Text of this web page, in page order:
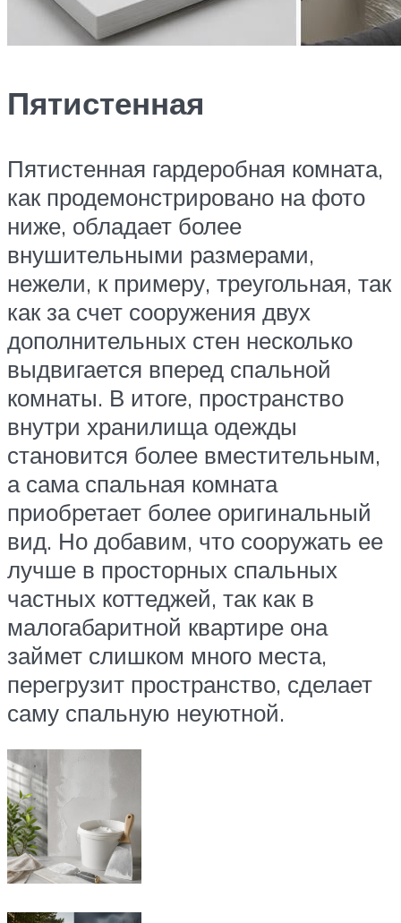
Пятистенная
Пятистенная гардеробная комната,
как продемонстрировано на фото
ниже, обладает более
внушительными размерами,
нежели, к примеру, треугольная, так
как за счет сооружения двух
дополнительных стен несколько
выдвигается вперед спальной
комнаты. В итоге, пространство
внутри хранилища одежды
становится более вместительным,
а сама спальная комната
приобретает более оригинальный
вид. Но добавим, что сооружать ее
лучше в просторных спальных
частных коттеджей, так как в
малогабаритной квартире она
займет слишком много места,
перегрузит пространство, сделает
саму спальную неуютной.